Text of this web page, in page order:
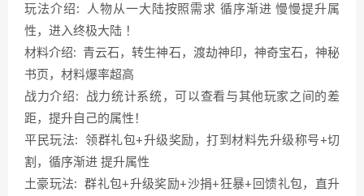
玩法介绍: 人物从一大陆按照需求 循序渐进 慢慢提升属
性，进入终极大陆 ！
材料介绍: 青云石，转生神石，渡劫神印，神奇宝石，神秘
书页，材料爆率超高
战力介绍: 战力统计系统，可以查看与其他玩家之间的差
距，提升自己的属性！
平民玩法: 领群礼包+升级奖励，打到材料先升级称号+切
割，循序渐进 提升属性
土豪玩法: 群礼包+升级奖励+沙捐+狂暴+回馈礼包，直升